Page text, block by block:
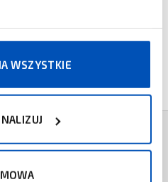
WSZYSTKIE
się w broszurach